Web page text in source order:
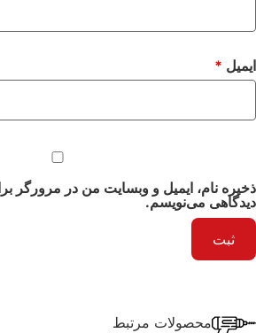
ایمیل *
ذخیره نام، ایمیل و وبسایت من در مرورگر
دیدگاهی می‌نویسم.
محصولات مرتبط